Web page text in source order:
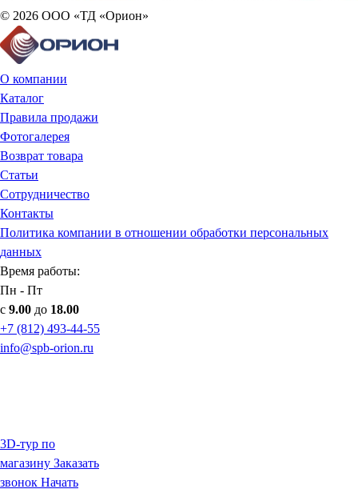
© 2026 ООО «ТД «Орион»
О компании
Каталог
Правила продажи
Фотогалерея
Возврат товара
Статьи
Сотрудничество
Контакты
Политика компании в отношении обработки персональных
данных
Время работы:
Пн - Пт
с 9.00 до 18.00
+7 (812) 493-44-55
info@spb-orion.ru
3D-тур по
магазину Заказать
звонок Начать